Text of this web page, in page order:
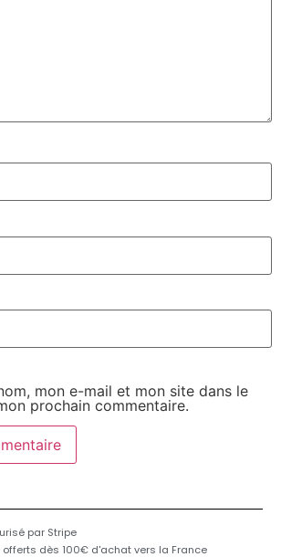
mon e-mail et mon site dans le
prochain commentaire.
par Stripe
offerts dès 100€ d'achat vers la France